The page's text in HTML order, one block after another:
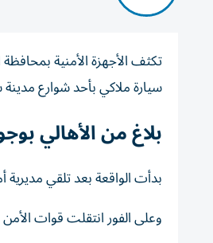
سيارة ملاكي بأحد شوارع مدينة
بلاغ من الأهالي
بدأت الواقعة بعد تلقي
وعلى الفور انتقلت قوات